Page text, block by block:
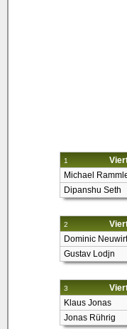
1
Michael
Dipanshu Seth
2
Dominic
Gustav Lodjn
3
Klaus Jonas
Jonas Rührig